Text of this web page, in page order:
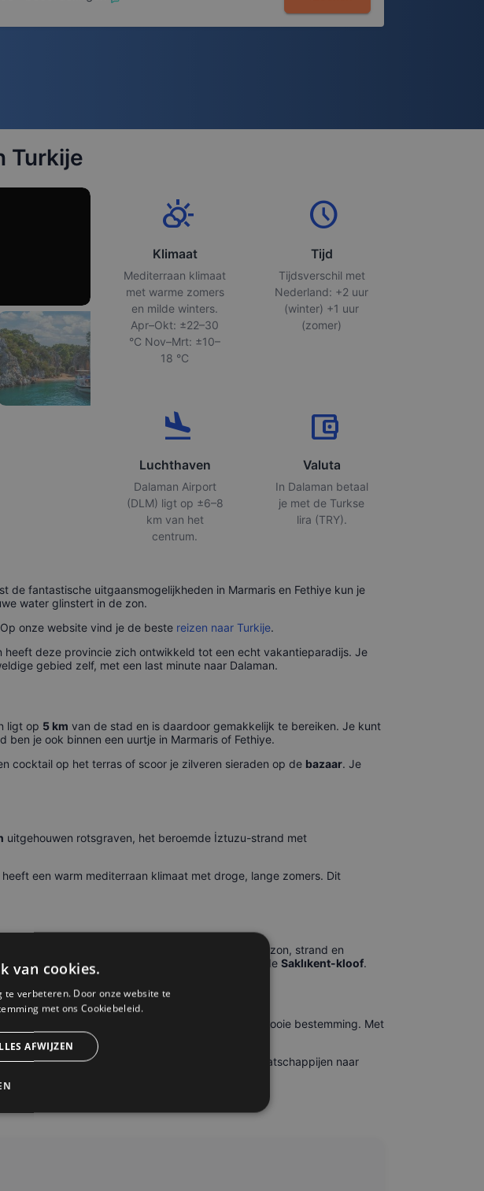
Turkije
partly_cloudy_day
Klimaat
Mediterraan klimaat
met warme zomers
en milde winters.
Apr–Okt: ±22–30
°C Nov–Mrt: ±10–
18 °C
schedule
Tijd
Tijdsverschil met
Nederland: +2 uur
(winter) +1 uur
(zomer)
flight_land
Luchthaven
Dalaman Airport
(DLM) ligt op ±6–8
km van het
centrum.
account_balance_wallet
Valuta
In Dalaman betaal
je met de Turkse
lira (TRY).
de fantastische uitgaansmogelijkheden in Marmaris en Fethiye kun je
water glinstert in de zon.
onze website vind je de beste reizen naar Turkije.
heeft deze provincie zich ontwikkeld tot een echt vakantieparadijs. Je
gebied zelf, met een last minute naar Dalaman.
ligt op 5 km van de stad en is daardoor gemakkelijk te bereiken. Je kunt
je ook binnen een uurtje in Marmaris of Fethiye.
cocktail op het terras of scoor je zilveren sieraden op de bazaar. Je
uitgehouwen rotsgraven, het beroemde İztuzu-strand met
een warm mediterraan klimaat met droge, lange zomers. Dit
Je reist makkelijk naar deze kustplaatsen, waar zon, strand en
baden van Sultaniye, de oude stad Kaunos of de Saklıkent-kloof.
thuis, want het is een ongelooflijk mooie bestemming. Met
Wij werken samen met alle grote luchtvaartmaatschappijen naar
je bestemming aankomt.
van cookies.
verbeteren. Door onze website te
met ons Cookiebeleid.
AFWIJZEN